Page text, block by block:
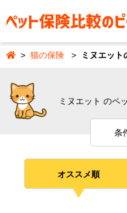
猫の保険 ミヌエット
ミヌエット のペ
条
オススメ順